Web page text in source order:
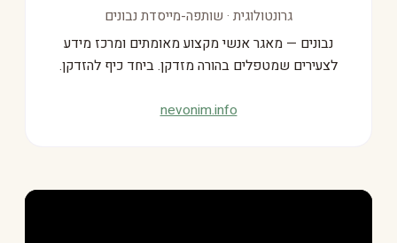
גרונטולוגית · שותפה-מייסדת נבונים
נבונים — מאגר אנשי מקצוע מאומתים ומרכז מידע
לצעירים שמטפלים בהורה מזדקן. ביחד כיף להזדקן.
nevonim.info